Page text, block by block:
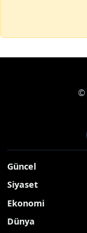
©
Güncel
Siyaset
Ekonomi
Dünya